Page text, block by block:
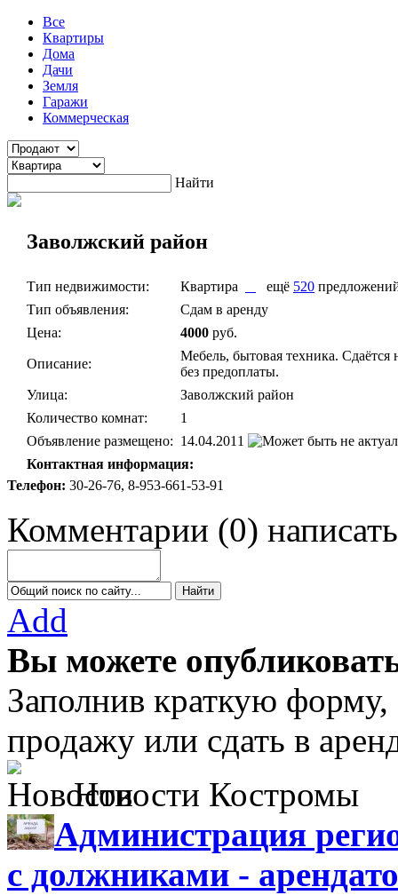
Все
Квартиры
Дома
Дачи
Земля
Гаражи
Коммерческая
Найти
Заволжский район
Тип недвижимости: Квартира ещё 520
Тип объявления:
Сдам в аренду
Цена:
4000 руб.
Описание:
Мебель, бытовая техника. Сдаётся
без предоплаты.
Улица:
Заволжский район
Количество комнат:
1
Объявление размещено: 14.04.2011
Контактная информация:
Телефон: 30-26-76, 8-953-661-53-91
Комментарии (0) написать
Add
Вы можете
Заполнив краткую
продажу или сдать в
Новости Костромы
Администрация
с должниками -